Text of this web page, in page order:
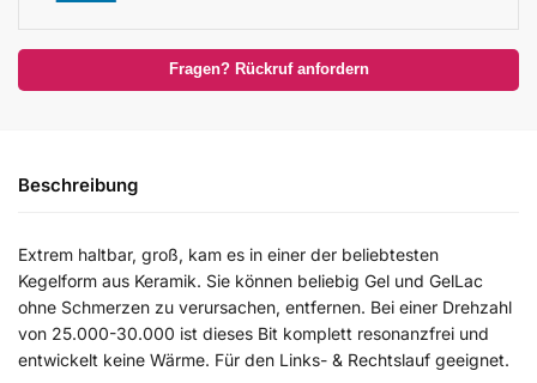
Fragen? Rückruf anfordern
Beschreibung
Extrem haltbar, groß, kam es in einer der beliebtesten
Kegelform aus Keramik. Sie können beliebig Gel und GelLac
ohne Schmerzen zu verursachen, entfernen. Bei einer Drehzahl
von 25.000-30.000 ist dieses Bit komplett resonanzfrei und
entwickelt keine Wärme. Für den Links- & Rechtslauf geeignet.